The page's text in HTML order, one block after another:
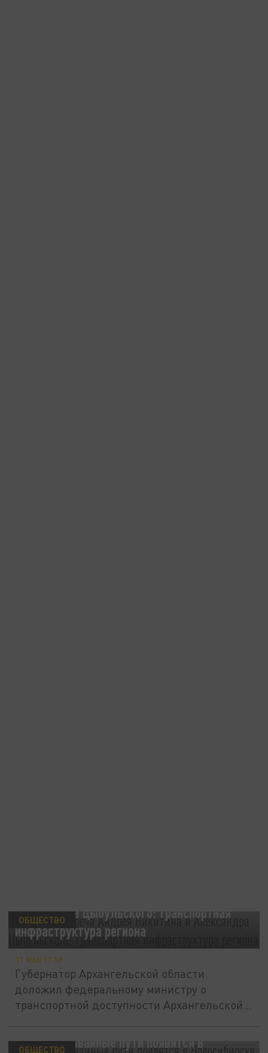
Александра Цыбульского: транспортная
инфраструктура региона
ОБЩЕСТВО
31 МАЯ 17:58
Губернатор Архангельской области
доложил федеральному министру о
транспортной доступности Архангельской...
Новые трамвайные пути появятся в
ОБЩЕСТВО